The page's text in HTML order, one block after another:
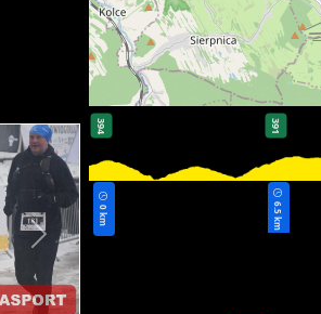
0 km
394 391
6.5 km